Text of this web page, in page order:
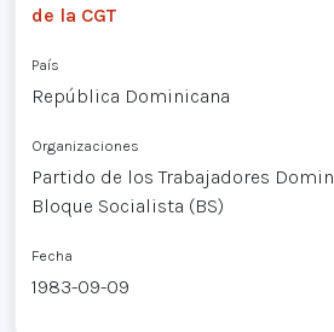
de la CGT
País
República Dominicana
Organizaciones
Partido de los Trabajadores
Bloque Socialista (BS)
Fecha
1983-09-09